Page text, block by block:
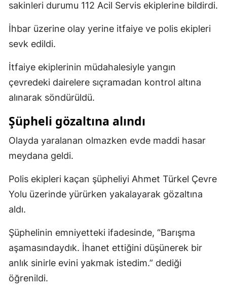
Konya
Kütahya
Manisa
Kahramanmaraş
Muğla
Niğde
Rize
Sakarya
sakinleri durumu 112 Acil Servis ekiplerine bildirdi.
İhbar üzerine olay yerine itfaiye ve polis ekipleri
sevk edildi.
İtfaiye ekiplerinin müdahalesiyle yangın
çevredeki dairelere sıçramadan kontrol altına
alınarak söndürüldü.
Şüpheli gözaltına alındı
Olayda yaralanan olmazken evde maddi hasar
meydana geldi.
Polis ekipleri kaçan şüpheliyi Ahmet Türkel Çevre
Yolu üzerinde yürürken yakalayarak gözaltına
aldı.
Şüphelinin emniyetteki ifadesinde, “Barışma
aşamasındaydık. İhanet ettiğini düşünerek bir
anlık sinirle evini yakmak istedim.” dediği
öğrenildi.